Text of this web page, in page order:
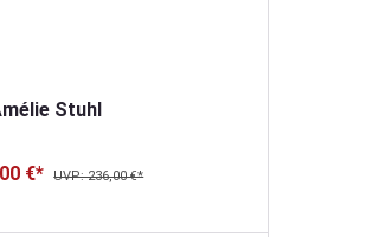
Stuhl
€* UVP: 236,00 €*